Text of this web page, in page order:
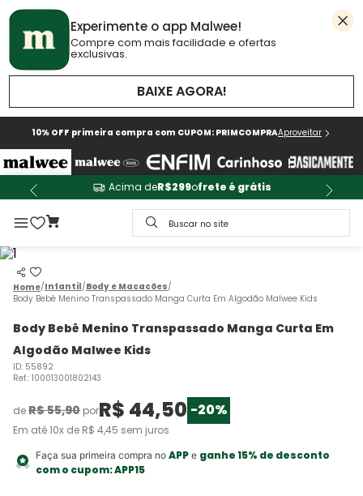
Experimente o app Malwee!
Compre com mais facilidade e ofertas
exclusivas.
BAIXE AGORA!
10% OFF primeira compra com CUPOM: PRIMCOMPRAAproveitar
Acima deR$299ofrete é grátis
Buscar no site
Infantil Body e Macacões
Body Bebê Menino Transpassado Manga Curta Em Algodão Malwee Kids
Body Bebê Menino Transpassado Manga Curta Em
Algodão Malwee Kids
ID: 55892
Ref.: 100013001802143
deR$55,90 porR$ 44,50 -20%
Em até10x de R$ 4,45 sem juros
Faça sua primeira compra no APPe ganhe 15% de desconto
com o cupom:APP15